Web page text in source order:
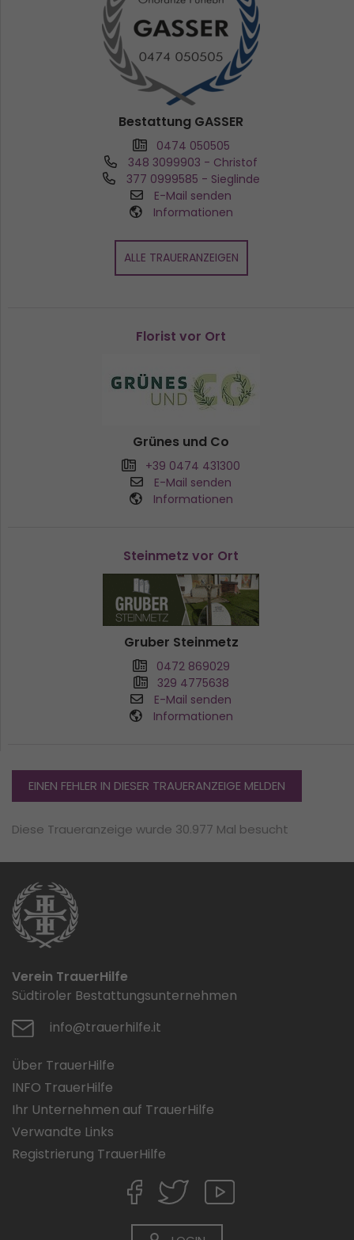
Bestattung GASSER
0474 050505
348 3099903 - Christof
377 0999585 - Sieglinde
E-Mail senden
Informationen
ALLE TRAUERANZEIGEN
Florist vor Ort
Grünes und Co
+39 0474 431300
E-Mail senden
Informationen
Steinmetz vor Ort
Gruber Steinmetz
0472 869029
329 4775638
E-Mail senden
Informationen
EINEN FEHLER IN DIESER TRAUERANZEIGE MELDEN
Diese Traueranzeige wurde 30.977 Mal besucht
Verein TrauerHilfe
Südtiroler Bestattungsunternehmen
info@trauerhilfe.it
Über TrauerHilfe
INFO TrauerHilfe
Ihr Unternehmen auf TrauerHilfe
Verwandte Links
Registrierung TrauerHilfe